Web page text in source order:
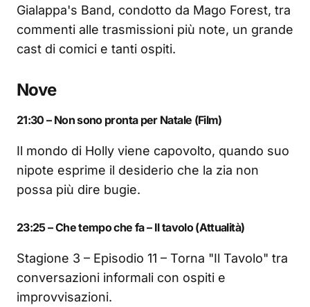
Gialappa's Band, condotto da Mago Forest, tra
commenti alle trasmissioni più note, un grande
cast di comici e tanti ospiti.
Nove
21:30 – Non sono pronta per Natale (Film)
Il mondo di Holly viene capovolto, quando suo
nipote esprime il desiderio che la zia non
possa più dire bugie.
23:25 – Che tempo che fa – Il tavolo (Attualità)
Stagione 3 – Episodio 11 – Torna "Il Tavolo" tra
conversazioni informali con ospiti e
improvvisazioni.